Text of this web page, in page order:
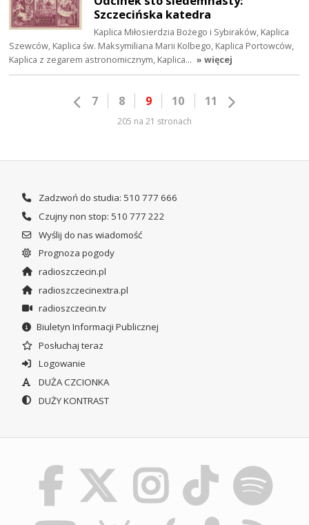
Szczecińska katedra
Kaplica Miłosierdzia Bożego i Sybiraków, Kaplica
Szewców, Kaplica św. Maksymiliana Marii Kolbego, Kaplica Portowców,
Kaplica z zegarem astronomicznym, Kaplica… » więcej
7 8 9 10 11
205 na 21 stronach
Zadzwoń do studia: 510 777 666
Czujny non stop: 510 777 222
Wyślij do nas wiadomość
Prognoza pogody
radioszczecin.pl
radioszczecinextra.pl
radioszczecin.tv
Biuletyn Informacji Publicznej
Posłuchaj teraz
Logowanie
DUŻA CZCIONKA
DUŻY KONTRAST